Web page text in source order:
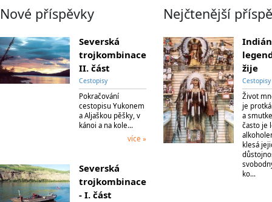
Nové příspěvky
Severská
trojkombinace
II. část
Cestopisy
Pokračování
cestopisu Yukonem
a Aljaškou pěšky, v
kánoi a na kole…
více »
Severská
trojkombinace
- I. část
Nejčtenější
žije
Cestopisy
Život
je
a
často je
klesá
ko…